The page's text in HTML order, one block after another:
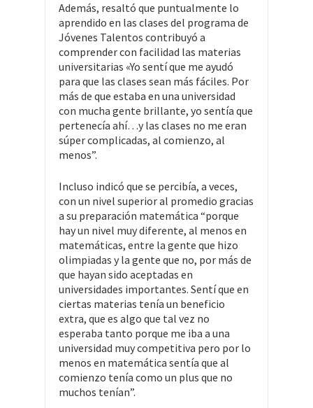
Además, resaltó que puntualmente lo
aprendido en las clases del programa de
Jóvenes Talentos contribuyó a
comprender con facilidad las materias
universitarias «Yo sentí que me ayudó
para que las clases sean más fáciles. Por
más de que estaba en una universidad
con mucha gente brillante, yo sentía que
pertenecía ahí…y las clases no me eran
súper complicadas, al comienzo, al
menos”.
Incluso indicó que se percibía, a veces,
con un nivel superior al promedio gracias
a su preparación matemática “porque
hay un nivel muy diferente, al menos en
matemáticas, entre la gente que hizo
olimpiadas y la gente que no, por más de
que hayan sido aceptadas en
universidades importantes. Sentí que en
ciertas materias tenía un beneficio
extra, que es algo que tal vez no
esperaba tanto porque me iba a una
universidad muy competitiva pero por lo
menos en matemática sentía que al
comienzo tenía como un plus que no
muchos tenían”.